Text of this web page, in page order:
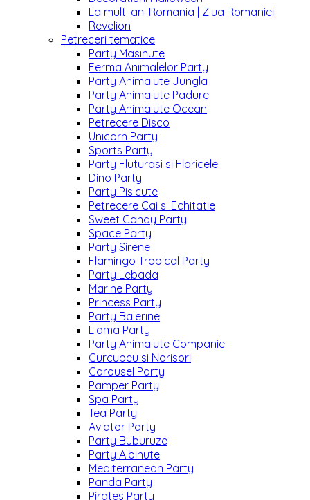
La multi ani Romania | Ziua Romaniei
Revelion
Petreceri tematice
Party Masinute
Ferma Animalelor Party
Party Animalute Jungla
Party Animalute Padure
Party Animalute Ocean
Petrecere Disco
Unicorn Party
Sports Party
Party Fluturasi si Floricele
Dino Party
Party Pisicute
Petrecere Cai si Echitatie
Sweet Candy Party
Space Party
Party Sirene
Flamingo Tropical Party
Party Lebada
Marine Party
Princess Party
Party Balerine
Llama Party
Party Animalute Companie
Curcubeu si Norisori
Carousel Party
Pamper Party
Spa Party
Tea Party
Aviator Party
Party Buburuze
Party Albinute
Mediterranean Party
Panda Party
Pirates Party